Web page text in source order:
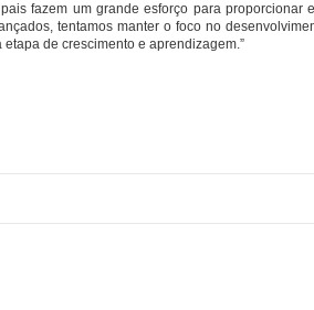
fazem um grande esforço para proporcionar
tentamos manter o foco no
de crescimento e aprendizagem.”